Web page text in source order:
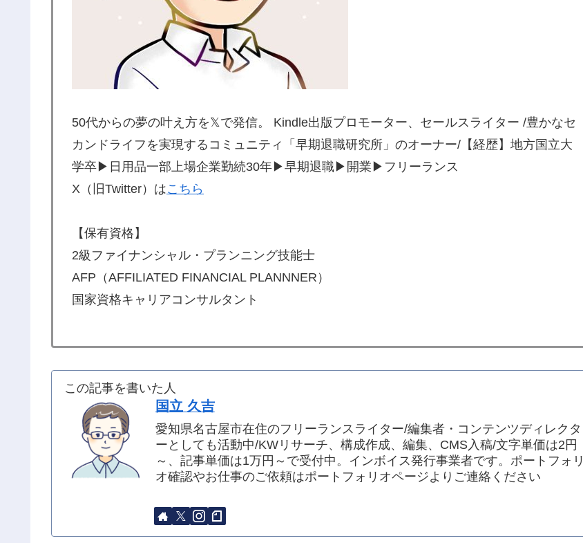
50代からの夢の叶え方を𝕏で発信。 Kindle出版プロモーター、セールスライター /豊かなセ
カンドライフを実現するコミュニティ「早期退職研究所」のオーナー/【経歴】地方国立大
学卒▶︎日用品一部上場企業勤続30年▶︎早期退職▶︎開業▶︎フリーランス
X（旧Twitter）はこちら
【保有資格】
2級ファイナンシャル・プランニング技能士
AFP（AFFILIATED FINANCIAL PLANNNER）
国家資格キャリアコンサルタント
この記事を書いた人
国立 久吉
愛知県名古屋市在住のフリーランスライター/編集者・コンテンツディレクタ
ーとしても活動中/KWリサーチ、構成作成、編集、CMS入稿/文字単価は2円
～、記事単価は1万円～で受付中。インボイス発行事業者です。ポートフォリ
オ確認やお仕事のご依頼はポートフォリオページよりご連絡ください